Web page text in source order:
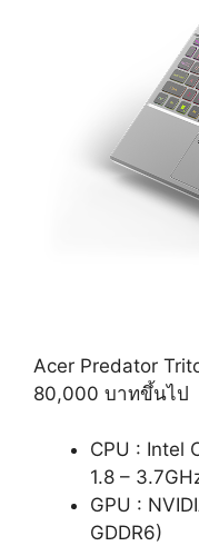
Acer Predator
80,000 บาทขึ้นไป
CPU : Intel
1.8 –
GPU :
GDDR6)